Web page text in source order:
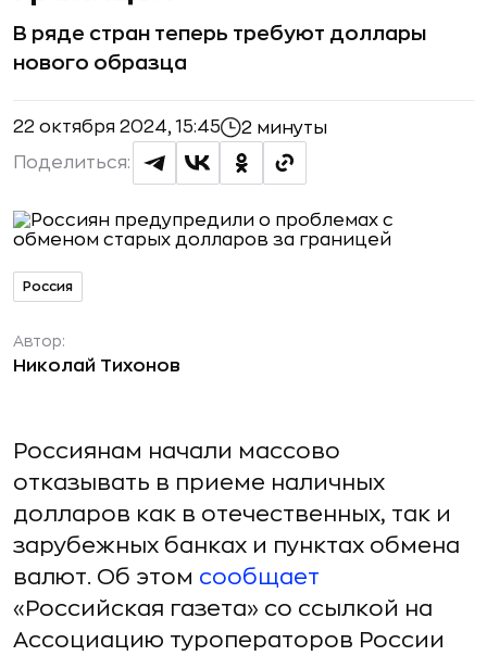
В ряде стран теперь требуют доллары
нового образца
22 октября 2024, 15:45 2 минуты
Поделиться:
Россия
Автор:
Николай Тихонов
Россиянам начали массово
отказывать в приеме наличных
долларов как в отечественных, так и
зарубежных банках и пунктах обмена
валют. Об этом сообщает
«Российская газета» со ссылкой на
Ассоциацию туроператоров России